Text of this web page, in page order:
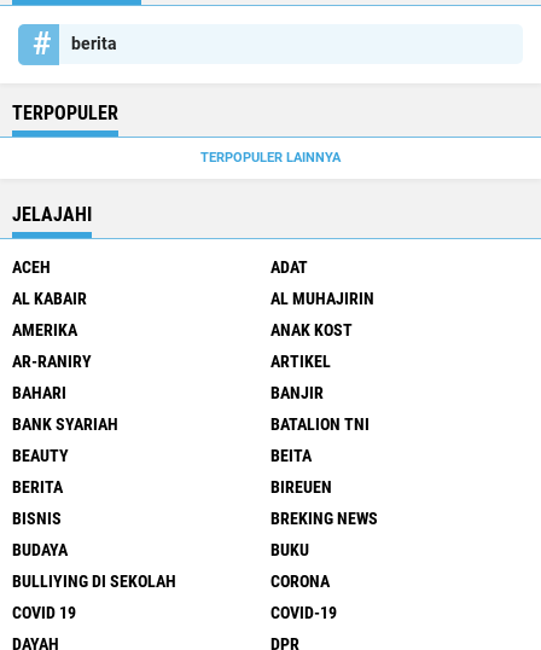
berita
TERPOPULER
TERPOPULER LAINNYA
JELAJAHI
ACEH
ADAT
AL KABAIR
AL MUHAJIRIN
AMERIKA
ANAK KOST
AR-RANIRY
ARTIKEL
BAHARI
BANJIR
BANK SYARIAH
BATALION TNI
BEAUTY
BEITA
BERITA
BIREUEN
BISNIS
BREKING NEWS
BUDAYA
BUKU
BULLIYING DI SEKOLAH
CORONA
COVID 19
COVID-19
DAYAH
DPR